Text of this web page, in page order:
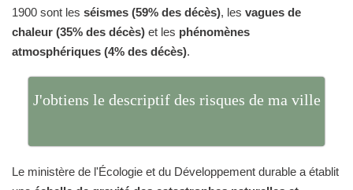
1900 sont les séismes (59% des décès), les vagues de
chaleur (35% des décès) et les phénomènes
atmosphériques (4% des décès).
J'obtiens le descriptif des risques de ma ville
Le ministère de l'Écologie et du Développement durable a établit